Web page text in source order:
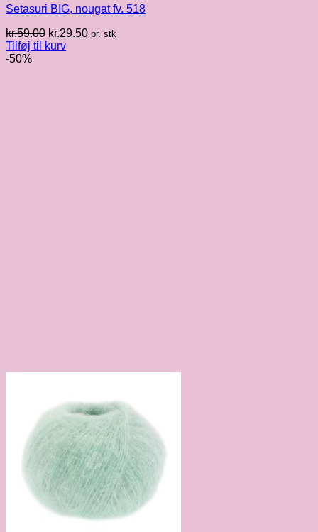
Setasuri BIG, nougat fv. 518
kr.59.00 Den
oprindelige
kr.29.50Den
pr. stk
Tilføj til kurv
-50%